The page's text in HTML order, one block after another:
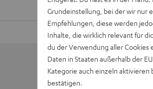
Grundeinstellung, bei der wir nur
Empfehlungen, diese werden
Inhalte, die wirklich relevant für
du der Verwendung aller
Daten in Staaten außerhalb der
Kategorie auch einzeln
bestätigen.